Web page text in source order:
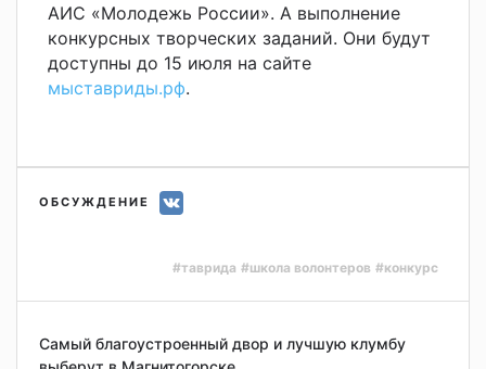
АИС «Молодежь России». А выполнение
конкурсных творческих заданий. Они будут
доступны до 15 июля на сайте
мыставриды.рф.
ОБСУЖДЕНИЕ
#таврида #школа волонтеров #конкурс
Самый благоустроенный двор и лучшую клумбу